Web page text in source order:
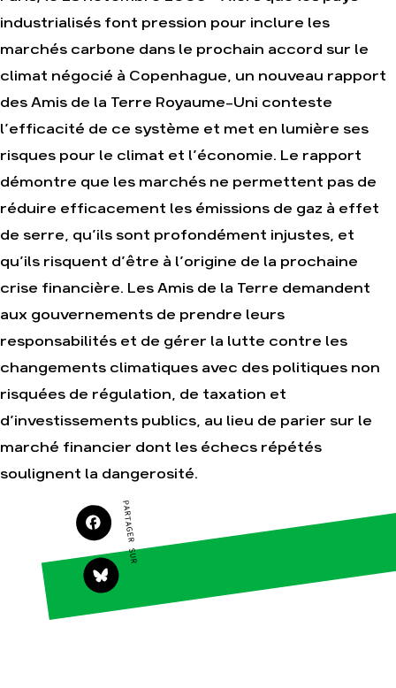
Agir
terrain
Agir au quotidien
Soutenir les
campagnes
Transmettre tout ou
partie de son
patrimoine
Télécharger
guides éco-citoyens
thématiques
Climat – Énergie
Surproduction
Agriculture
Finance
Multinationales
Forêts
Actualités
Espace presse
Contact
Groupes
locaux
industrialisés font pression pour inclure les
marchés carbone dans le prochain accord sur le
climat négocié à Copenhague, un nouveau rapport
des Amis de la Terre Royaume-Uni conteste
l’efficacité de ce système et met en lumière ses
risques pour le climat et l’économie. Le rapport
démontre que les marchés ne permettent pas de
réduire efficacement les émissions de gaz à effet
de serre, qu’ils sont profondément injustes, et
qu’ils risquent d’être à l’origine de la prochaine
crise financière. Les Amis de la Terre demandent
aux gouvernements de prendre leurs
responsabilités et de gérer la lutte contre les
changements climatiques avec des politiques non
risquées de régulation, de taxation et
d’investissements publics, au lieu de parier sur le
marché financier dont les échecs répétés
soulignent la dangerosité.
PARTAGER SUR